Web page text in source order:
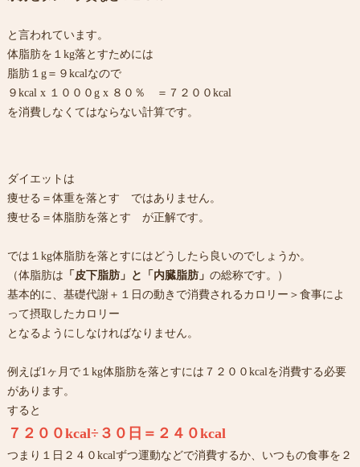
と言われています。
体脂肪を１kg落とすためには
脂肪１g＝９kcalなので
９kcal x １０００g x ８０％ ＝７２００kcal
を消費しなくてはならない計算です。
ダイエットは
痩せる＝体重を落とす ではありません。
痩せる＝体脂肪を落とす が正解です。
では１kg体脂肪を落とすにはどうしたら良いのでしょうか。
（体脂肪は 「皮下脂肪」と「内臓脂肪」 の総称です。）
基本的に、基礎代謝＋１日の動きで消費されるカロリー＞食事によ
って摂取したカロリー
となるようにしなければなりません。
例えば1ヶ月で１kg体脂肪を落とすには７２００kcalを消費する必要
があります。
すると
７２００kcal÷３０日＝２４０kcal
つまり１日２４０kcalずつ運動などで消費するか、いつもの食事を２